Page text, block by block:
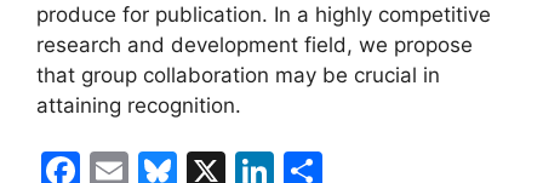
produce for publication. In a highly competitive
research and development field, we propose
that group collaboration may be crucial in
attaining recognition.
F
E
Bl X
Li